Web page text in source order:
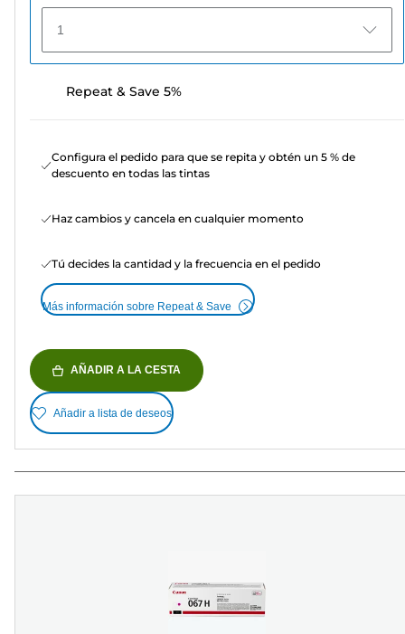
1
Repeat & Save 5%
Configura el pedido para que se repita y obtén un 5 % de
descuento en todas las tintas
Haz cambios y cancela en cualquier momento
Tú decides la cantidad y la frecuencia en el pedido
Más información sobre Repeat & Save
AÑADIR A LA CESTA
Añadir a lista de deseos